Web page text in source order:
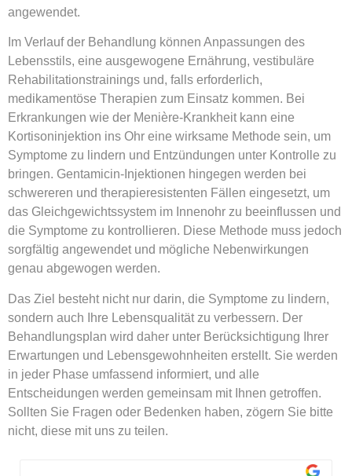
angewendet.
Im Verlauf der Behandlung können Anpassungen des
Lebensstils, eine ausgewogene Ernährung, vestibuläre
Rehabilitationstrainings und, falls erforderlich,
medikamentöse Therapien zum Einsatz kommen. Bei
Erkrankungen wie der Menière-Krankheit kann eine
Kortisoninjektion ins Ohr eine wirksame Methode sein, um
Symptome zu lindern und Entzündungen unter Kontrolle zu
bringen. Gentamicin-Injektionen hingegen werden bei
schwereren und therapieresistenten Fällen eingesetzt, um
das Gleichgewichtssystem im Innenohr zu beeinflussen und
die Symptome zu kontrollieren. Diese Methode muss jedoch
sorgfältig angewendet und mögliche Nebenwirkungen
genau abgewogen werden.
Das Ziel besteht nicht nur darin, die Symptome zu lindern,
sondern auch Ihre Lebensqualität zu verbessern. Der
Behandlungsplan wird daher unter Berücksichtigung Ihrer
Erwartungen und Lebensgewohnheiten erstellt. Sie werden
in jeder Phase umfassend informiert, und alle
Entscheidungen werden gemeinsam mit Ihnen getroffen.
Sollten Sie Fragen oder Bedenken haben, zögern Sie bitte
nicht, diese mit uns zu teilen.